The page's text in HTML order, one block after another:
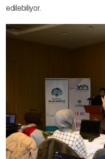
edilebiliyor.